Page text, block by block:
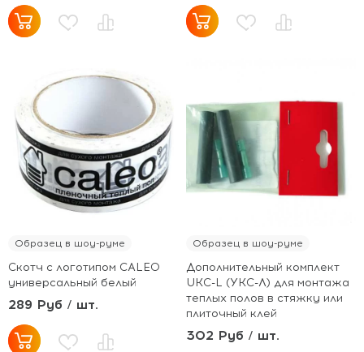
Образец в шоу-руме
Скотч с логотипом CALEO
универсальный белый
289 Руб / шт.
Образец в шоу-руме
Дополнительный комплект
UКC-L (УКС-Л) для монтажа
теплых полов в стяжку или
плиточный клей
302 Руб / шт.